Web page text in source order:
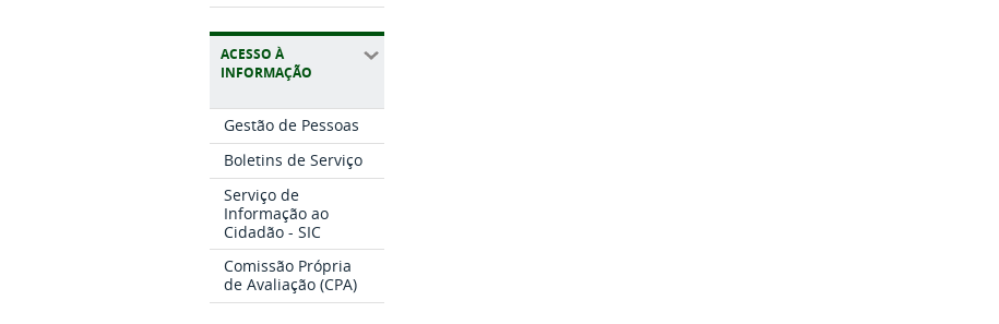
ACESSO À
INFORMAÇÃO
Gestão de Pessoas
Boletins de Serviço
Serviço de
Informação ao
Cidadão - SIC
Comissão Própria
de Avaliação (CPA)